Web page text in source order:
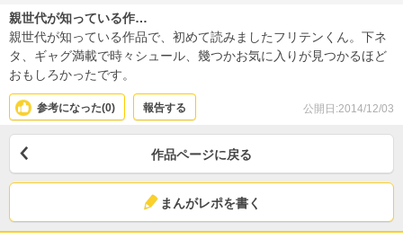
親世代が知っている作…
親世代が知っている作品で、初めて読みましたフリテンくん。下ネ
タ、ギャグ満載で時々シュール、幾つかお気に入りが見つかるほど
おもしろかったです。
公開日:2014/12/03
参考になった(0) 報告する
作品ページに戻る
まんがレポを書く